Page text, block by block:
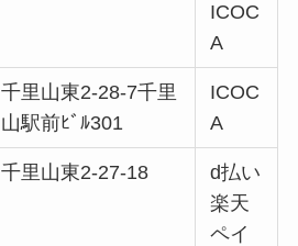
ICOC
A
千里山東2-28-7千里
山駅前ﾋﾞﾙ301
ICOC
A
千里山東2-27-18
d払い
楽天
ペイ